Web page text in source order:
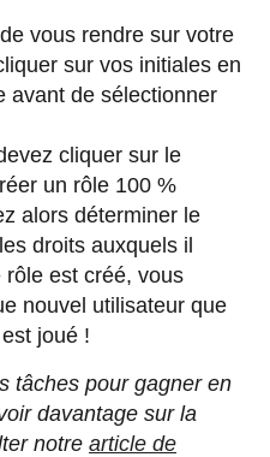
vous rendre sur votre
sur vos initiales en
avant de sélectionner
cliquer sur le
un rôle 100 %
alors déterminer le
droits auxquels il
est créé, vous
nouvel utilisateur que
joué !
tâches pour gagner en
davantage sur la
notre article de